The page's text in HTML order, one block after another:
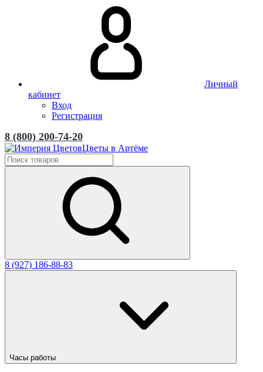
Личный
кабинет
Вход
Регистрация
8 (800) 200-74-20
Цветы в Артёме
8 (927) 186-88-83
Часы работы